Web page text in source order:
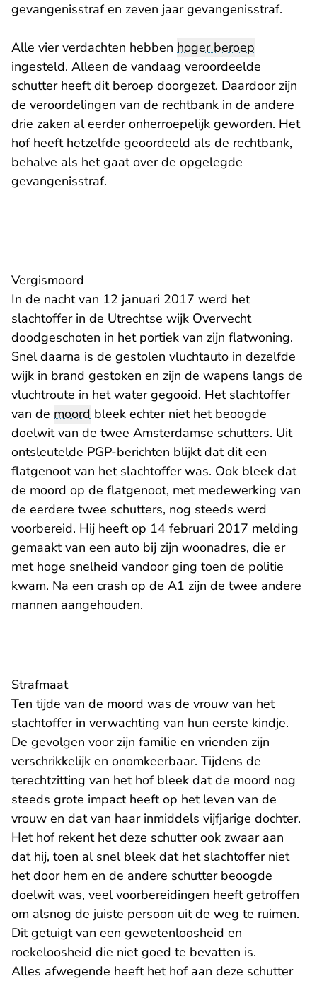
gevangenisstraf en zeven jaar gevangenisstraf.
Alle vier verdachten hebben hoger beroep
ingesteld. Alleen de vandaag veroordeelde
schutter heeft dit beroep doorgezet. Daardoor zijn
de veroordelingen van de rechtbank in de andere
drie zaken al eerder onherroepelijk geworden. Het
hof heeft hetzelfde geoordeeld als de rechtbank,
behalve als het gaat over de opgelegde
gevangenisstraf.
Vergismoord
In de nacht van 12 januari 2017 werd het
slachtoffer in de Utrechtse wijk Overvecht
doodgeschoten in het portiek van zijn flatwoning.
Snel daarna is de gestolen vluchtauto in dezelfde
wijk in brand gestoken en zijn de wapens langs de
vluchtroute in het water gegooid. Het slachtoffer
van de moord bleek echter niet het beoogde
doelwit van de twee Amsterdamse schutters. Uit
ontsleutelde PGP-berichten blijkt dat dit een
flatgenoot van het slachtoffer was. Ook bleek dat
de moord op de flatgenoot, met medewerking van
de eerdere twee schutters, nog steeds werd
voorbereid. Hij heeft op 14 februari 2017 melding
gemaakt van een auto bij zijn woonadres, die er
met hoge snelheid vandoor ging toen de politie
kwam. Na een crash op de A1 zijn de twee andere
mannen aangehouden.
Strafmaat
Ten tijde van de moord was de vrouw van het
slachtoffer in verwachting van hun eerste kindje.
De gevolgen voor zijn familie en vrienden zijn
verschrikkelijk en onomkeerbaar. Tijdens de
terechtzitting van het hof bleek dat de moord nog
steeds grote impact heeft op het leven van de
vrouw en dat van haar inmiddels vijfjarige dochter.
Het hof rekent het deze schutter ook zwaar aan
dat hij, toen al snel bleek dat het slachtoffer niet
het door hem en de andere schutter beoogde
doelwit was, veel voorbereidingen heeft getroffen
om alsnog de juiste persoon uit de weg te ruimen.
Dit getuigt van een gewetenloosheid en
roekeloosheid die niet goed te bevatten is.
Alles afwegende heeft het hof aan deze schutter